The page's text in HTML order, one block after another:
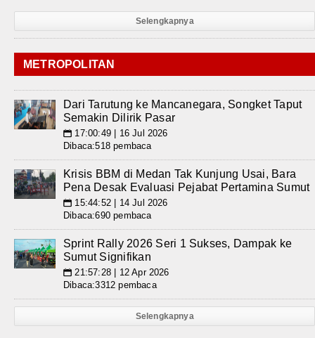
Selengkapnya
METROPOLITAN
Dari Tarutung ke Mancanegara, Songket Taput
Semakin Dilirik Pasar
📅 17:00:49 | 16 Jul 2026
Dibaca:518 pembaca
Krisis BBM di Medan Tak Kunjung Usai, Bara
Pena Desak Evaluasi Pejabat Pertamina Sumut
📅 15:44:52 | 14 Jul 2026
Dibaca:690 pembaca
Sprint Rally 2026 Seri 1 Sukses, Dampak ke
Sumut Signifikan
📅 21:57:28 | 12 Apr 2026
Dibaca:3312 pembaca
Selengkapnya